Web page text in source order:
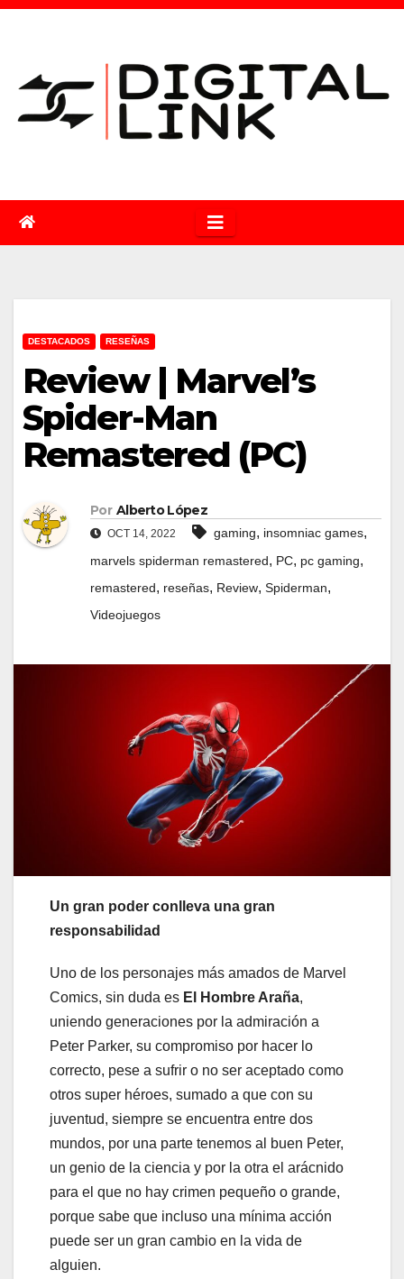
Saltar
DESTACADOS RESEÑAS
Review | Marvel’s
Spider-Man
Remastered (PC)
Por Alberto López
OCT 14, 2022 gaming, insomniac games,
marvels spiderman remastered, PC, pc gaming,
remastered, reseñas, Review, Spiderman,
Videojuegos
Un gran poder conlleva una gran
responsabilidad
Uno de los personajes más amados de Marvel
Comics, sin duda es El Hombre Araña,
uniendo generaciones por la admiración a
Peter Parker, su compromiso por hacer lo
correcto, pese a sufrir o no ser aceptado como
otros super héroes, sumado a que con su
juventud, siempre se encuentra entre dos
mundos, por una parte tenemos al buen Peter,
un genio de la ciencia y por la otra el arácnido
para el que no hay crimen pequeño o grande,
porque sabe que incluso una mínima acción
puede ser un gran cambio en la vida de
alguien.